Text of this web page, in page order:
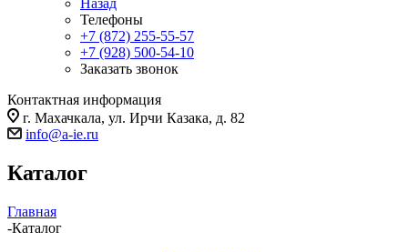
Назад
Телефоны
+7 (872) 255-55-57
+7 (928) 500-54-10
Заказать звонок
Контактная информация
г. Махачкала, ул. Ирчи Казака, д. 82
info@a-ie.ru
Каталог
Главная
-Каталог